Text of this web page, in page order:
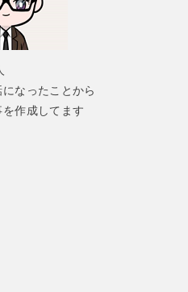
なったことから
作成してます